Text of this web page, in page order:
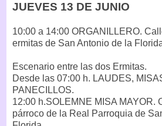
JUEVES 13 DE JUNIO
10:00 a 14:00 ORGANILLERO.
ermitas de San Antonio de la
Escenario entre las dos Ermitas.
Desde las 07:00 h. LAUDES,
PANECILLOS.
12:00 h.SOLEMNE MISA MAYOR.
párroco de la Real Parroquia de